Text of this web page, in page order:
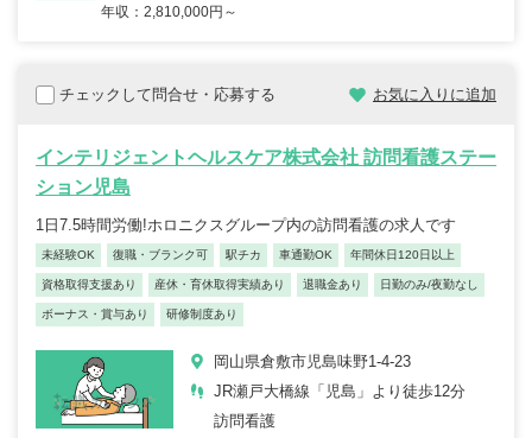
年収：2,810,000円～
チェックして問合せ・応募する お気に入りに追加
インテリジェントヘルスケア株式会社 訪問看護ステー
ション児島
1日7.5時間労働!ホロニクスグループ内の訪問看護の求人です
未経験OK 復職・ブランク可 駅チカ 車通勤OK 年間休日120日以上
資格取得支援あり 産休・育休取得実績あり 退職金あり 日勤のみ/夜勤なし
ボーナス・賞与あり 研修制度あり
岡山県倉敷市児島味野1-4-23
JR瀬戸大橋線「児島」より徒歩12分
訪問看護